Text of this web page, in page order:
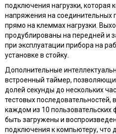
подключения нагрузки, которая
напряжения на соединительных
прямо на клеммах нагрузки.
продублированы на передней и
при эксплуатации прибора на
установке в стойку.
Дополнительные
встроенный таймер,
долей секунды до нескольких
тестовых
каждом из 10 пользовательских
быть загружены и
подключения к компьютеру, что